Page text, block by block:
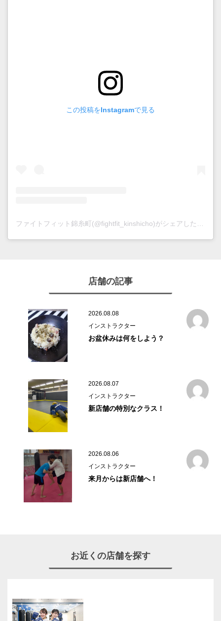
この投稿をInstagramで見る
店舗の記事
2026.08.08
インストラクター
お盆休みは何をしよう？
2026.08.07
インストラクター
新店舗の特別なクラス！
2026.08.06
インストラクター
来月からは新店舗へ！
お近くの店舗を探す